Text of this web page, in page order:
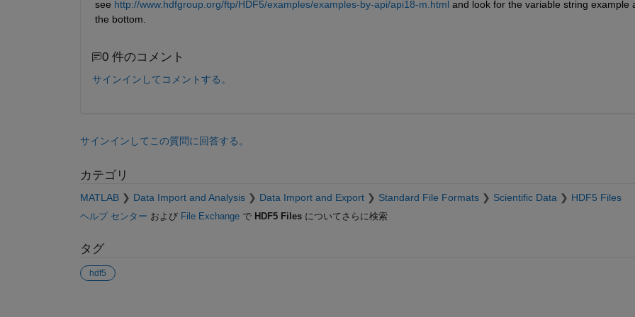
see http://www.hdfgroup.org/ftp/HDF5/examples/examples-by-api/api18-m.html and look for the variable string example
the bottom.
0 件のコメント
サインインしてコメントする。
サインインしてこの質問に回答する。
カテゴリ
MATLAB Data Import and Analysis Data Import and Export Standard File Formats Scientific Data HDF5 Files
ヘルプ センター および File Exchangeで HDF5 Filesについてさらに検索
タグ
hdf5